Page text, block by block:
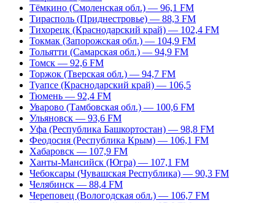
Тёмкино (Смоленская обл.) — 96,1 FM
Тирасполь (Приднестровье) — 88,3 FM
Тихорецк (Краснодарский край) — 102,4 FM
Токмак (Запорожская обл.) — 104,9 FM
Тольятти (Самарская обл.) — 94,9 FM
Томск — 92,6 FM
Торжок (Тверская обл.) — 94,7 FM
Туапсе (Краснодарский край) — 106,5
Тюмень — 92,4 FM
Уварово (Тамбовская обл.) — 100,6 FM
Ульяновск — 93,6 FM
Уфа (Республика Башкортостан) — 98,8 FM
Феодосия (Республика Крым) — 106,1 FM
Хабаровск — 107,9 FM
Ханты-Мансийск (Югра) — 107,1 FM
Чебоксары (Чувашская Республика) — 90,3 FM
Челябинск — 88,4 FM
Череповец (Вологодская обл.) — 106,7 FM